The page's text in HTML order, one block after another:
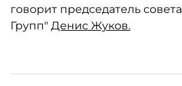
говорит председатель
Групп" Денис Жуков.